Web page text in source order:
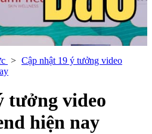
Cập nhật 19 ý tưởng video
tưởng video
hiện nay